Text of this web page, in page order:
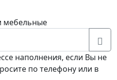
мебельные
наполнения, если Вы не
по телефону или в